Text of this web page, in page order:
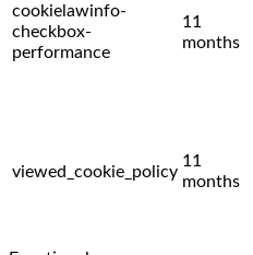
cookielawinfo-
checkbox-
performance
11
months
viewed_cookie_policy
11
months